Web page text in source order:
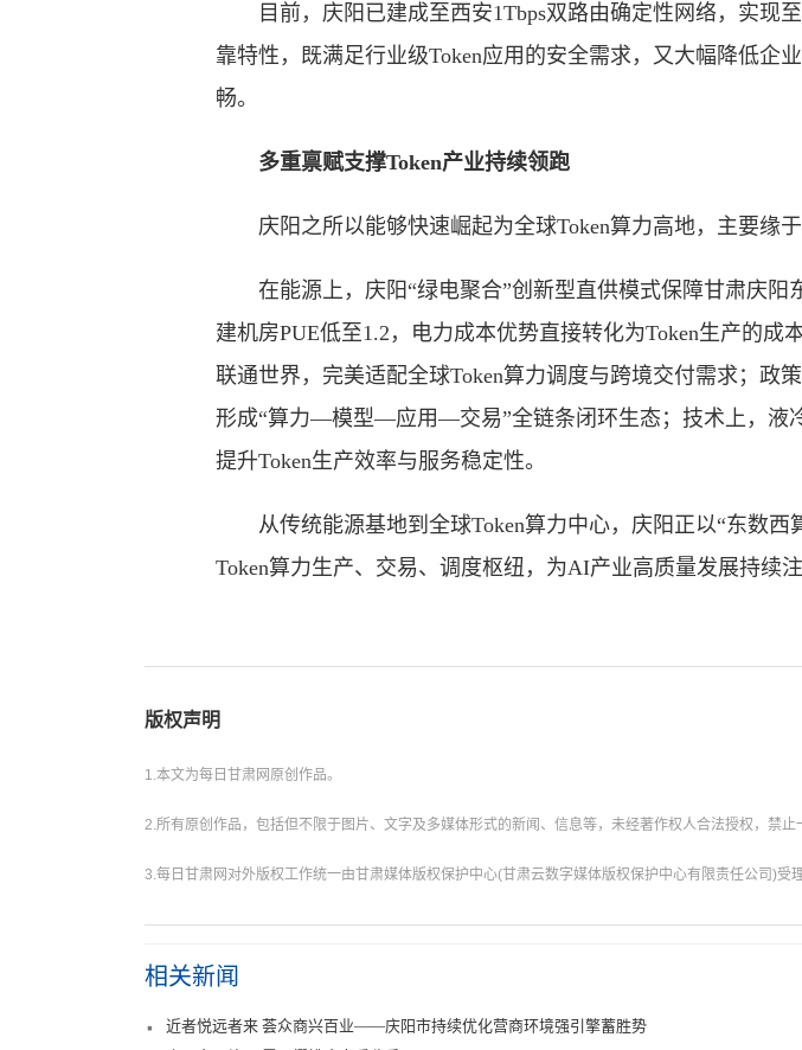
目前，庆阳已建成至西安1Tbps双路由确定性网络，实现至
靠特性，既满足行业级Token应用的安全需求，又大幅降低企
畅。
多重禀赋支撑Token产业持续领跑
庆阳之所以能够快速崛起为全球Token算力高地，主要缘于
在能源上，庆阳“绿电聚合”创新型直供模式保障甘肃庆阳
建机房PUE低至1.2，电力成本优势直接转化为Token生产的
联通世界，完美适配全球Token算力调度与跨境交付需求；政
形成“算力—模型—应用—交易”全链条闭环生态；技术上，液
提升Token生产效率与服务稳定性。
从传统能源基地到全球Token算力中心，庆阳正以“东数西
Token算力生产、交易、调度枢纽，为AI产业高质量发展持续注
版权声明
1.本文为每日甘肃网原创作品。
2.所有原创作品，包括但不限于图片、文字及多媒体形式的新闻、信息等，未经著作权人合法授权，禁
3.每日甘肃网对外版权工作统一由甘肃媒体版权保护中心(甘肃云数字媒体版权保护中心有限责任公司)
相关新闻
近者悦远者来 荟众商兴百业——庆阳市持续优化营商环境强引擎蓄胜势